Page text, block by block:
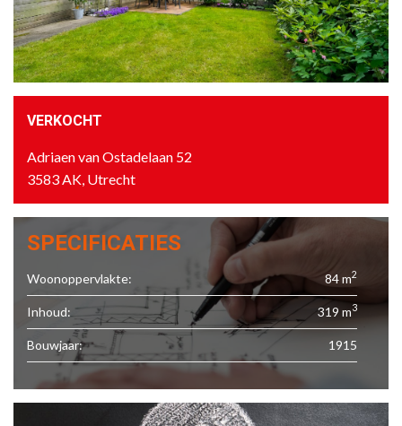
VERKOCHT
Adriaen van Ostadelaan 52
3583 AK, Utrecht
SPECIFICATIES
Woonoppervlakte: 84 m2
Inhoud: 319 m3
Bouwjaar: 1915